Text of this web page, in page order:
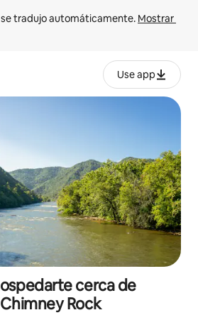
tradujo automáticamente. Mostrar
Use app
cerca de
Rock